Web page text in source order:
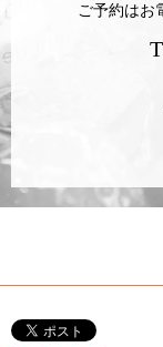
ご予約はお